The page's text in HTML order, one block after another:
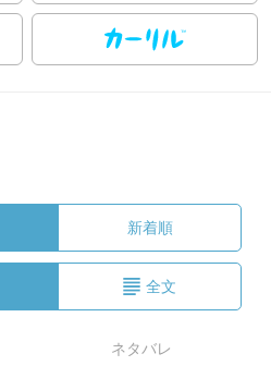
新着順
全文
ネタバレ